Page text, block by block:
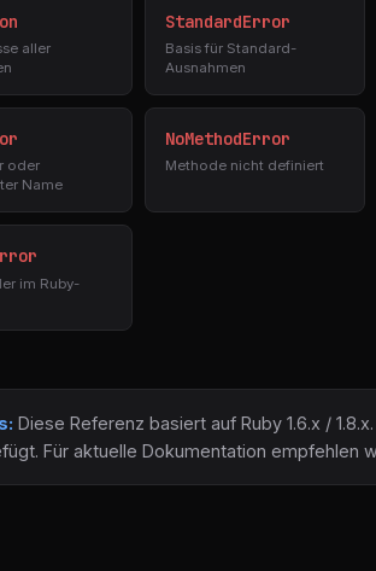
aller
StandardError
Basis für Standard-
Ausnahmen
oder
Name
NoMethodError
Methode nicht definiert
im Ruby-
Diese Referenz basiert auf Ruby 1.6.x /
Für aktuelle Dokumentation empfehlen